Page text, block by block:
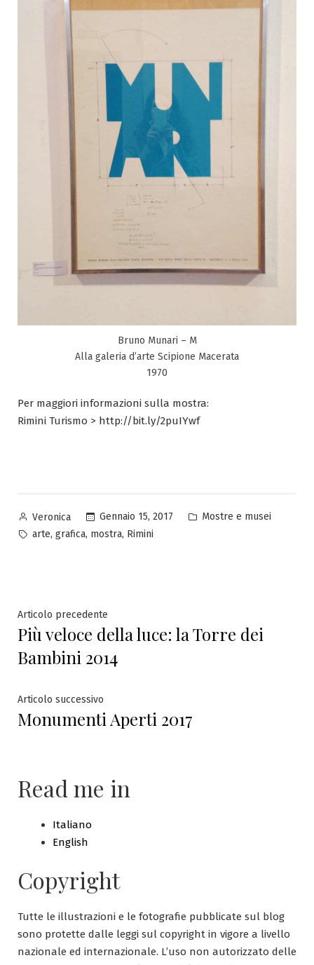
Bruno Munari – M
Alla galeria d’arte Scipione Macerata
1970
Per maggiori informazioni sulla mostra:
Rimini Turismo > http://bit.ly/2puIYwf
Pubblicato
da
Veronica Gennaio 15, 2017
Pubblicato
Mostre e musei
Tag:
arte, grafica, mostra, Rimini
Navigazione
articoli
Articolo precedente
precedente:
Più veloce della luce: la Torre dei
Bambini 2014
Articolo successivo
successivo:
Monumenti Aperti 2017
Read me in
Italiano
English
Copyright
Tutte le illustrazioni e le fotografie pubblicate sul blog
sono protette dalle leggi sul copyright in vigore a livello
nazionale ed internazionale. L’uso non autorizzato delle